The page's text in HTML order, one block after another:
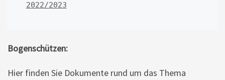
2022/2023
Bogenschützen:
Hier finden Sie Dokumente rund um das Thema